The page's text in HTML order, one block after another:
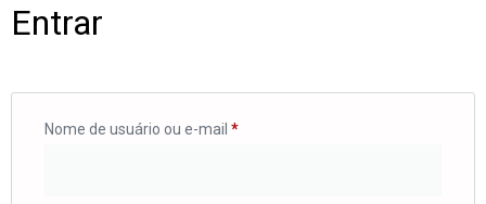
Entrar
Nome de usuário ou e-mail *